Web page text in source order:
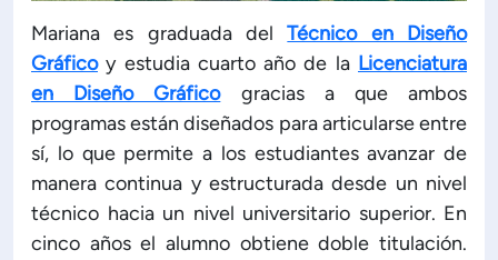
Boletín de noticias
Línea de tiempo
Mariana es graduada delTécnico en Diseño
Gráficoy estudia cuarto año de la Licenciatura
en Diseño Gráficogracias a que ambos
programas están diseñados para articularse entre
sí, lo que permite a los estudiantes avanzar de
manera continua y estructurada desde un nivel
técnico hacia un nivel universitario superior. En
cinco años el alumno obtiene doble titulación.